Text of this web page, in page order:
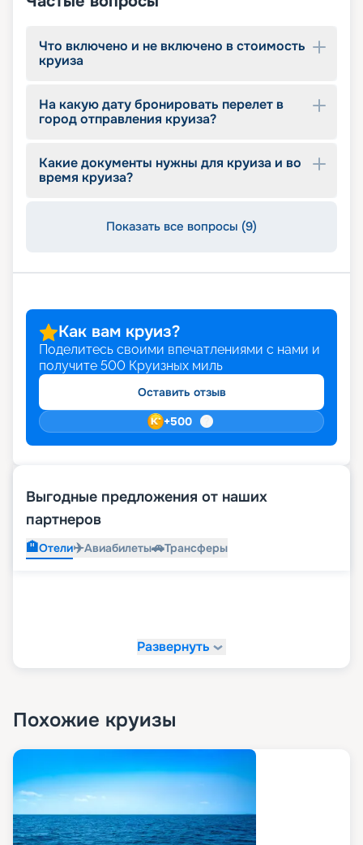
описание кают, фото интерьеров. Опытные
помогут вам подобрать оптимальный вариант,
оформить документы, будут оказывать
Америку!
Что включено и не включено в стоимость
круиза
На какую дату бронировать перелет в
город отправления круиза?
Какие документы нужны для круиза и во
время круиза?
Показать все вопросы (9)
Как вам круиз?
Поделитесь своими впечатлениями с нами и
получите 500 Круизных миль
Оставить отзыв
+500
Выгодные предложения от наших
партнеров
🏨Отели✈️Авиабилеты🚗Трансферы
Развернуть
Похожие круизы